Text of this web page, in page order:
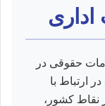
حقوقی در
ارتباط با
نقاط کشور،